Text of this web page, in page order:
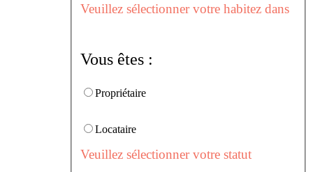
Veuillez sélectionner votre habitez dans
Vous êtes :
Propriétaire
Locataire
Veuillez sélectionner votre statut